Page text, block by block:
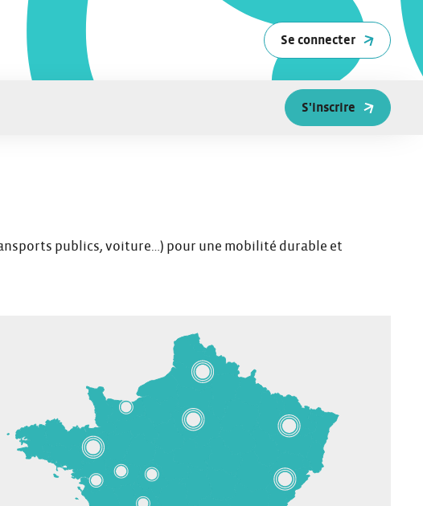
Se connecter
S'inscrire
publics, voiture…) pour une mobilité durable et